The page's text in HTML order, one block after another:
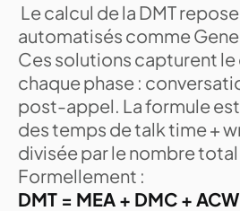
Le calcul de la DMT
automatisés comme
Ces solutions capturent le
chaque phase :
post-appel. La formule
des temps de talk time +
divisée par le nombre total
Formellement :
DMT = MEA + DMC + ACW